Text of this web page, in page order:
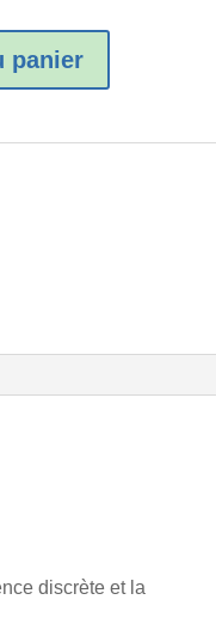
panier
discrète et la